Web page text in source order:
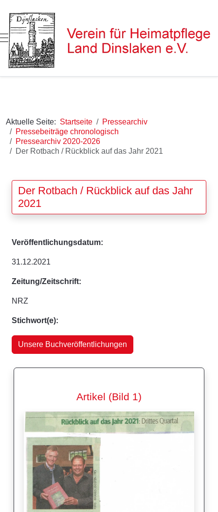
Mobile Menu Toggle
Aktuelle Seite: Startseite
Pressearchiv
Pressebeiträge chronologisch
Pressearchiv 2020-2026
Der Rotbach / Rückblick auf das Jahr 2021
Der Rotbach / Rückblick auf das Jahr
2021
Veröffentlichungsdatum:
31.12.2021
Zeitung/Zeitschrift:
NRZ
Stichwort(e):
Unsere Buchveröffentlichungen
Artikel (Bild 1)